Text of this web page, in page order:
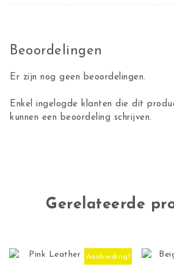
Beoordelingen
Er zijn nog geen beoordelingen.
Enkel ingelogde klanten die dit
kunnen een beoordeling schrijven.
Gerelateerde
Aanbieding!